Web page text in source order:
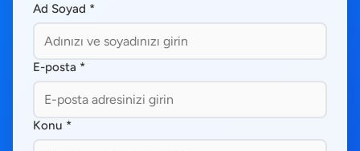
Ad Soyad *
E-posta *
Konu *